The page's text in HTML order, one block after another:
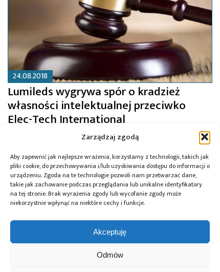
Zarządzaj zgodą
Aby zapewnić jak najlepsze wrażenia, korzystamy z technologii, takich jak
pliki cookie, do przechowywania i/lub uzyskiwania dostępu do informacji o
urządzeniu. Zgoda na te technologie pozwoli nam przetwarzać dane,
takie jak zachowanie podczas przeglądania lub unikalne identyfikatory
na tej stronie. Brak wyrażenia zgody lub wycofanie zgody może
niekorzystnie wpłynąć na niektóre cechy i funkcje.
Akceptuję
Odmów
24.08.2018
Lumileds wygrywa spór o kradzież
własności intelektualnej przeciwko
Elec-Tech International